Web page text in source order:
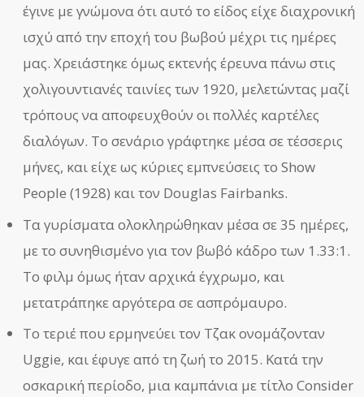
έγινε με γνώμονα ότι αυτό το είδος είχε διαχρονική
ισχύ από την εποχή του βωβού μέχρι τις ημέρες
μας. Χρειάστηκε όμως εκτενής έρευνα πάνω στις
χολιγουντιανές ταινίες των 1920, μελετώντας μαζί
τρόπους να αποφευχθούν οι πολλές καρτέλες
διαλόγων. Το σενάριο γράφτηκε μέσα σε τέσσερις
μήνες, και είχε ως κύριες εμπνεύσεις το Show
People (1928) και τον Douglas Fairbanks.
Τα γυρίσματα ολοκληρώθηκαν μέσα σε 35 ημέρες,
με το συνηθισμένο για τον βωβό κάδρο των 1.33:1.
Το φιλμ όμως ήταν αρχικά έγχρωμο, και
μετατράπηκε αργότερα σε ασπρόμαυρο.
Το τεριέ που ερμηνεύει τον Τζακ ονομάζονταν
Uggie, και έφυγε από τη ζωή το 2015. Κατά την
οσκαρική περίοδο, μια καμπάνια με τίτλο Consider